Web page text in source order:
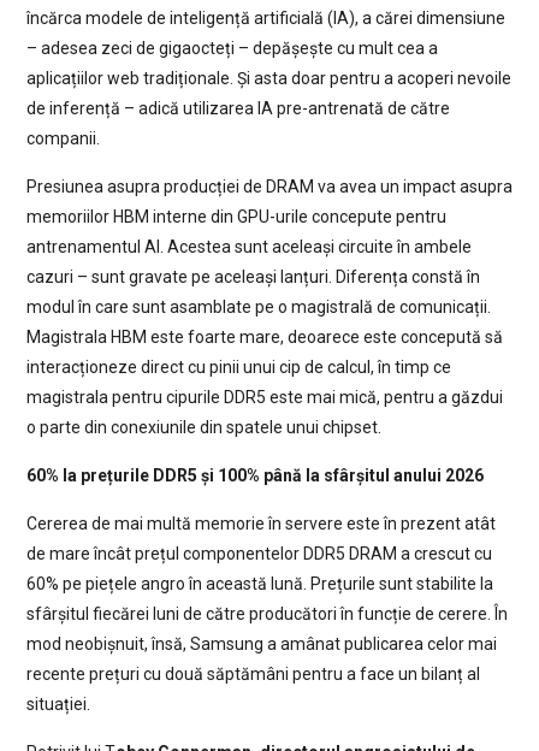
încărca modele de inteligență artificială (IA), a cărei dimensiune
– adesea zeci de gigaocteți – depășește cu mult cea a
aplicațiilor web tradiționale. Și asta doar pentru a acoperi nevoile
de inferență – adică utilizarea IA pre-antrenată de către
companii.
Presiunea asupra producției de DRAM va avea un impact asupra
memoriilor HBM interne din GPU-urile concepute pentru
antrenamentul AI. Acestea sunt aceleași circuite în ambele
cazuri – sunt gravate pe aceleași lanțuri. Diferența constă în
modul în care sunt asamblate pe o magistrală de comunicații.
Magistrala HBM este foarte mare, deoarece este concepută să
interacționeze direct cu pinii unui cip de calcul, în timp ce
magistrala pentru cipurile DDR5 este mai mică, pentru a găzdui
o parte din conexiunile din spatele unui chipset.
60% la prețurile DDR5 și 100% până la sfârșitul anului 2026
Cererea de mai multă memorie în servere este în prezent atât
de mare încât prețul componentelor DDR5 DRAM a crescut cu
60% pe piețele angro în această lună. Prețurile sunt stabilite la
sfârșitul fiecărei luni de către producători în funcție de cerere. În
mod neobișnuit, însă, Samsung a amânat publicarea celor mai
recente prețuri cu două săptămâni pentru a face un bilanț al
situației.